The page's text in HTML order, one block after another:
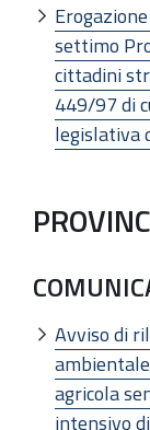
settimo
cittadini
449/97 di
legislativa
Avviso di
agricola
intensivo